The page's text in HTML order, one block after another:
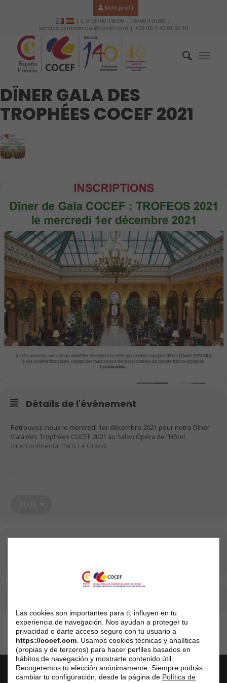
Mon profil
| L-V (9h00-13h00 – 14h00-17h00) |
service.commercial@cocef.com | +33 (0) 1 42 61 33 10
DÎNER GALA DES
TROPHÉES COCEF 2021
Détails de l'événement
Retrouvez-nous le mercredi 1er décembre 2021 pour notre Dîner
Gala des Trophées COCEF 2021 au Salon Opéra de l’Hôtel
Intercontinental Paris Le Grand.
Las cookies son importantes para ti, influyen en tu
experiencia de navegación. Nos ayudan a proteger tu
privacidad o darte acceso seguro con tu usuario a
https://cocef.com. Usamos cookies técnicas y analíticas
(propias y de terceros) para hacer perfiles basados en
hábitos de navegación y mostrarte contenido útil.
Recogeremos tu elección anónimamente. Siempre podrás
cambiar tu configuración, desde la página de Política de